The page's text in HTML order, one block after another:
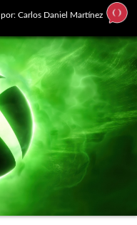
por: Carlos Daniel Martínez